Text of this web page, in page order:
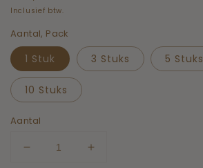
prijs
Inclusief btw.
Aantal, Pack
1 Stuk 3 Stuks 5 Stuks
10 Stuks
Aantal
Aantal
Aantal